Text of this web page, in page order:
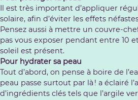
Il est très important d’appliquer
solaire, afin d’éviter les effets
Pensez aussi à mettre un couvre-
pas vous exposer pendant entre 10
soleil est présent.
Pour hydrater sa peau
Tout d’abord, on pense à boire de
peau passe surtout par là ! a éclairé
d’ingrédients clés tels que l’argile